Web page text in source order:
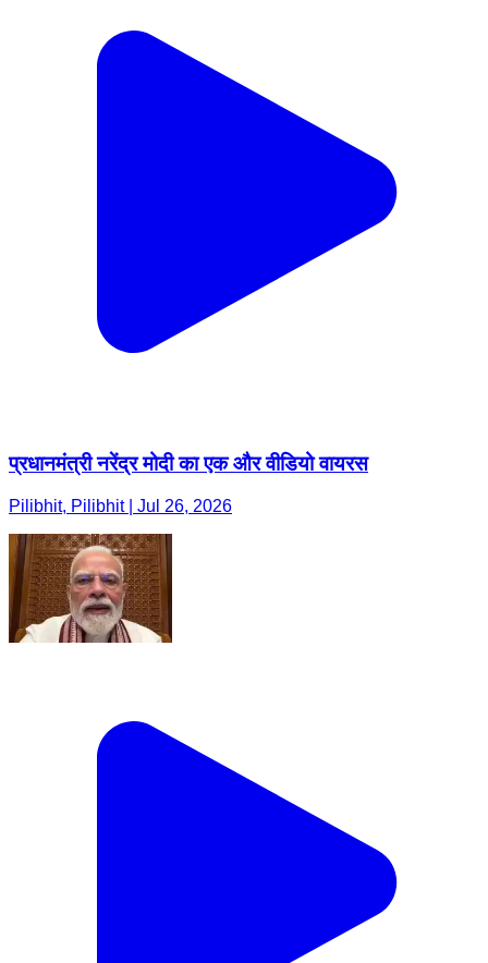
प्रधानमंत्री नरेंद्र मोदी का एक और वीडियो वायरस
Pilibhit, Pilibhit | Jul 26, 2026